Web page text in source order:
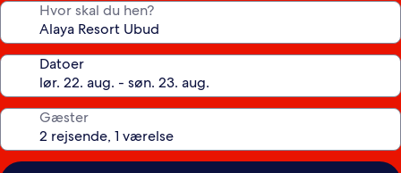
Hvor skal du hen?
Datoer
Gæster